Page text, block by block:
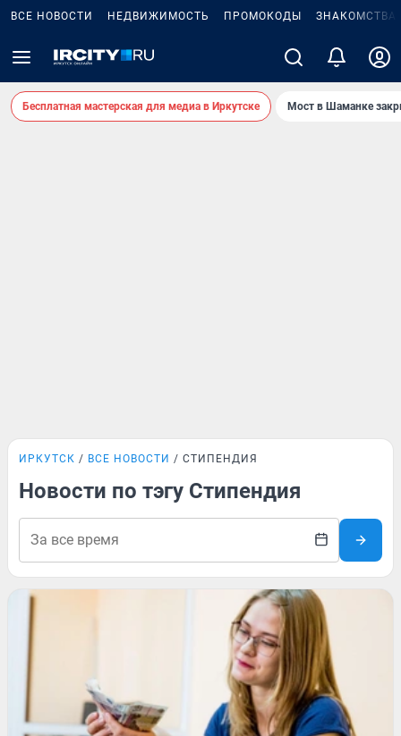
ВСЕ НОВОСТИ НЕДВИЖИМОСТЬ ПРОМОКОДЫ ЗНАКОМСТВА
Бесплатная мастерская для медиа в Иркутске Мост в Шаманке
ИРКУТСК ВСЕ НОВОСТИ СТИПЕНДИЯ
Новости по тэгу Стипендия